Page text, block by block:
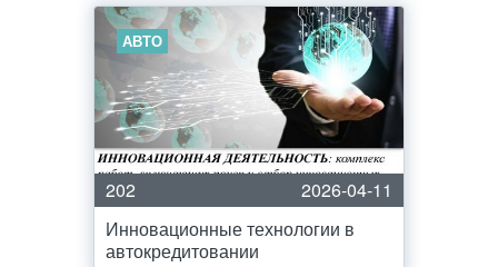
АВТО
202
2026-04-11
Инновационные технологии в
автокредитовании